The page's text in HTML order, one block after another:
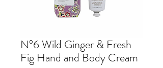
N°6 Wild Ginger & Fresh
Fig Hand and Body Cream